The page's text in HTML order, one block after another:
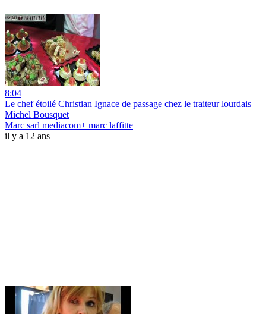
8:04
Le chef étoilé Christian Ignace de passage chez le traiteur lourdais
Michel Bousquet
Marc sarl mediacom+ marc laffitte
il y a 12 ans